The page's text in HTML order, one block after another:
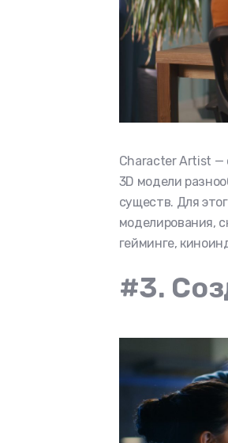
Character Artist —
3D модели
существ. Для
моделирования,
гейминге,
#3.